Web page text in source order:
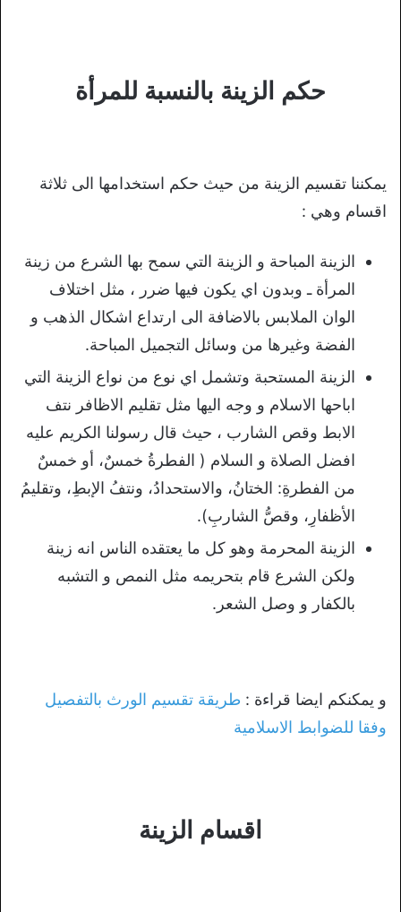
حكم الزينة بالنسبة للمرأة
يمكننا تقسيم الزينة من حيث حكم استخدامها الى ثلاثة
اقسام وهي :
الزينة المباحة و الزينة التي سمح بها الشرع من زينة
المرأة ـ وبدون اي يكون فيها ضرر ، مثل اختلاف
الوان الملابس بالاضافة الى ارتداع اشكال الذهب و
الفضة وغيرها من وسائل التجميل المباحة.
الزينة المستحبة وتشمل اي نوع من نواع الزينة التي
اباحها الاسلام و وجه اليها مثل تقليم الاظافر نتف
الابط وقص الشارب ، حيث قال رسولنا الكريم عليه
افضل الصلاة و السلام ( الفطرةُ خمسٌ، أو خمسٌ
من الفطرةِ: الختانُ، والاستحدادُ، ونتفُ الإبطِ، وتقليمُ
الأظفارِ، وقصُّ الشاربِ).
الزينة المحرمة وهو كل ما يعتقده الناس انه زينة
ولكن الشرع قام بتحريمه مثل النمص و التشبه
بالكفار و وصل الشعر.
و يمكنكم ايضا قراءة : طريقة تقسيم الورث بالتفصيل
وفقا للضوابط الاسلامية
اقسام الزينة